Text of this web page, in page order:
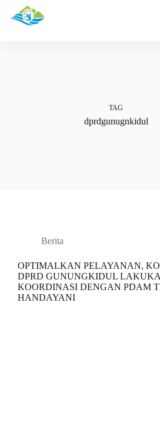
content
TAG
dprdgunugnkidul
Berita
OPTIMALKAN PELAYANAN,
DPRD GUNUNGKIDUL
KOORDINASI DENGAN PDAM
HANDAYANI